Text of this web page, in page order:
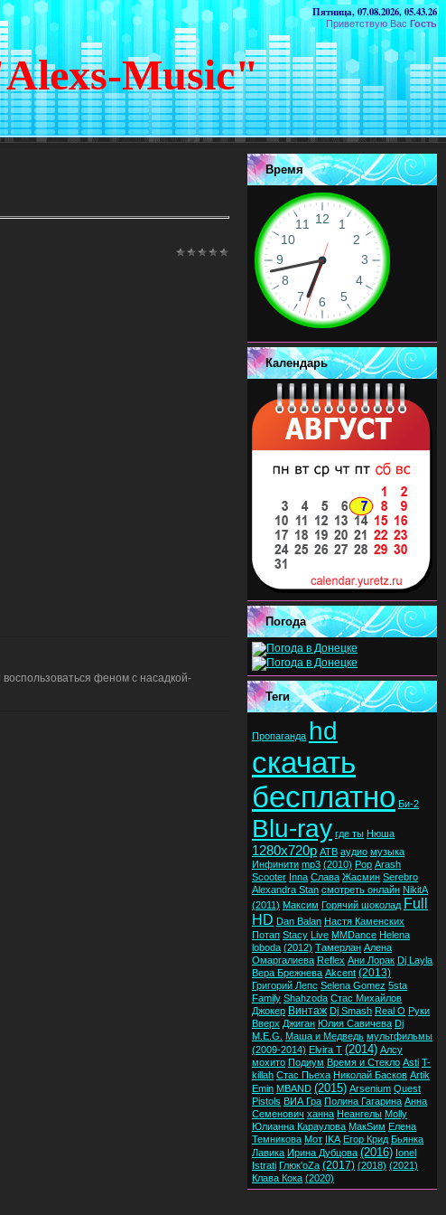
Пятница, 07.08.2026, 05.43.26
Приветствую Вас Гость
Music"
феном с насадкой-
Время
Календарь
Погода
Теги
Пропаганда hd
скачать
бесплатно Би-2
Blu-ray где ты Нюша
1280x720p ATB аудио музыка
Инфинити mp3 (2010) Pop Arash
Scooter Inna Слава Жасмин Serebro
Alexandra Stan смотреть онлайн NikitA
(2011) Максим Горячий шоколад Full
HD Dan Balan Настя Каменских
Потап Stacy Live MMDance Helena
loboda (2012) Тамерлан Алена
Омаргалиева Reflex Ани Лорак Dj Layla
Вера Брежнева Akcent (2013)
Григорий Лепс Selena Gomez 5sta
Family Shahzoda Стас Михайлов
Джокер Винтаж Dj Smash Real O Руки
Вверх Джиган Юлия Савичева Dj
M.E.G.
Маша и Медведь мультфильмы
(2009-2014) Elvira T (2014) Алсу
мохито Подиум Время и Стекло Asti T-
killah Стас Пьеха Николай Басков Artik
Emin MBAND (2015) Arsenium Quest
Pistols ВИА Гра Полина Гагарина Анна
Семенович ханна Неангелы Molly
Юлианна Караулова МакSим Елена
Темникова Мот IKA Егор Крид Бьянка
Лавика Ирина Дубцова (2016) Ionel
Istrati Глюк'oZa (2017) (2018) (2021)
Клава Кока (2020)